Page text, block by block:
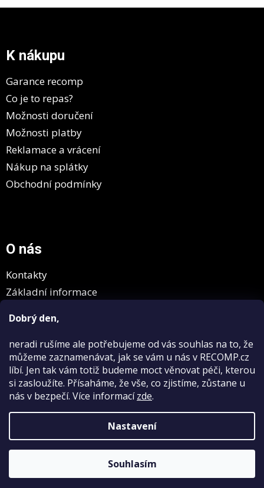
Dobrý den,
neradi rušíme ale potřebujeme od vás souhlas na to, že
můžeme zaznamenávat, jak se vám u nás v RECOMP.cz
líbí. Jen tak vám totiž budeme moct věnovat péči, kterou
si zasloužíte. Přísaháme, že vše, co zjistíme, zůstane u
nás v bezpečí. Více informacízde.
Nastavení
Souhlasím
K nákupu
Garance recomp
Co je to repas?
Možnosti doručení
Možnosti platby
Reklamace a vrácení
Nákup na splátky
Obchodní podmínky
O nás
Kontakty
Základní informace
nastavení cookies